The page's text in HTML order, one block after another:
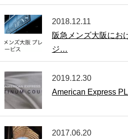
2018.12.11
阪急メンズ大阪にお
ジ…
2019.12.30
American Express
2017.06.20